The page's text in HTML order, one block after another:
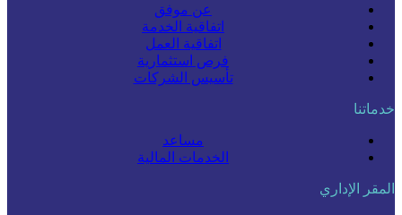
عن موفق
اتفاقية الخدمة
اتفاقية العمل
فرص استثمارية
تأسيس الشركات
خدماتنا
مساعد
الخدمات المالية
المقر الإداري